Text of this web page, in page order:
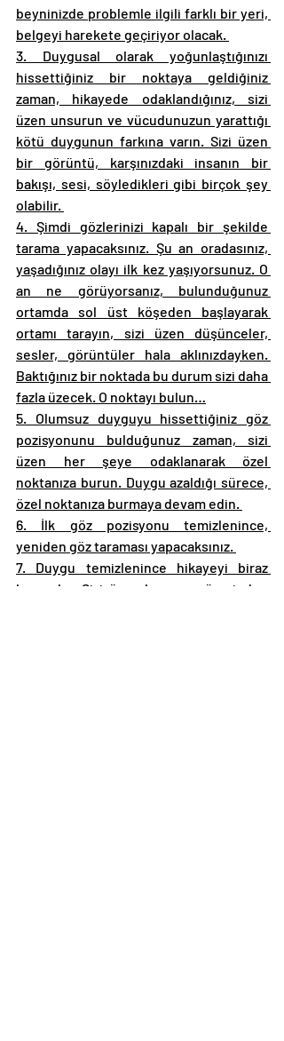
beyninizde problemle ilgili farklı bir yeri,
belgeyi harekete geçiriyor olacak.
3. Duygusal olarak yoğunlaştığınızı
hissettiğiniz bir noktaya geldiğiniz
zaman, hikayede odaklandığınız, sizi
üzen unsurun ve vücudunuzun yarattığı
kötü duygunun farkına varın. Sizi üzen
bir görüntü, karşınızdaki insanın bir
bakışı, sesi, söyledikleri gibi birçok şey
olabilir.
4. Şimdi gözlerinizi kapalı bir şekilde
tarama yapacaksınız. Şu an oradasınız,
yaşadığınız olayı ilk kez yaşıyorsunuz. O
an ne görüyorsanız, bulunduğunuz
ortamda sol üst köşeden başlayarak
ortamı tarayın, sizi üzen düşünceler,
sesler, görüntüler hala aklınızdayken.
Baktığınız bir noktada bu durum sizi daha
fazla üzecek. O noktayı bulun…
5. Olumsuz duyguyu hissettiğiniz göz
pozisyonunu bulduğunuz zaman, sizi
üzen her şeye odaklanarak özel
noktanıza burun. Duygu azaldığı sürece,
özel noktanıza burmaya devam edin.
6. İlk göz pozisyonu temizlenince,
yeniden göz taraması yapacaksınız.
7. Duygu temizlenince hikayeyi biraz
başa alın. Sizi üzen konunun üzerinden